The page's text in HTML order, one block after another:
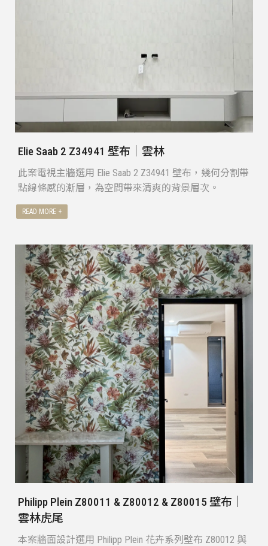
Elie Saab 2 Z34941 壁布｜雲林
此案電視主牆選用 Elie Saab 2 Z34941 壁布，幾何分割帶
點線條感的漸層，為空間帶來清爽的背景層次。
Philipp Plein Z80011 & Z80012 & Z80015 壁布｜
雲林虎尾
本案牆面設計選用 Philipp Plein 花卉系列壁布 Z80012 與